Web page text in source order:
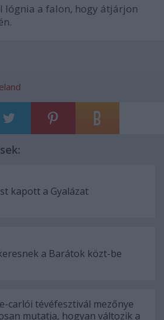
lógnia a falon, hogy átjárjon
kapott a Gyalázat
a Barátok közt-be
carlói tévéfesztivál mezőnye
mutatja, hogyan változik a